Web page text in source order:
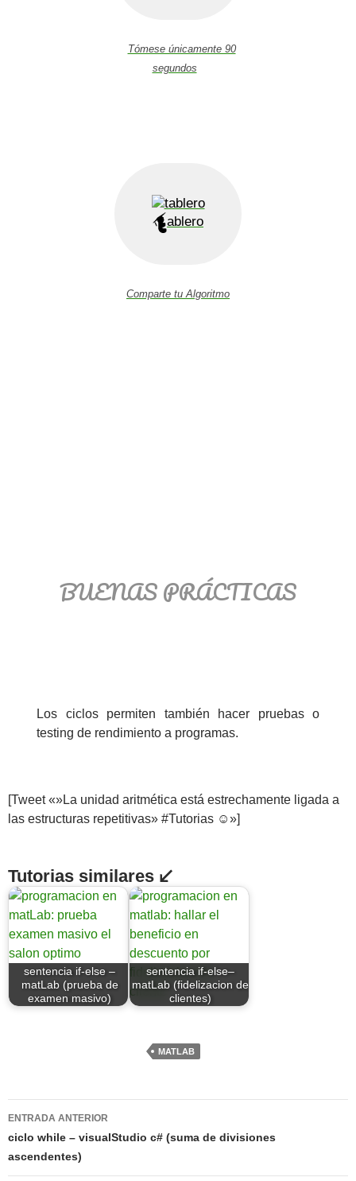
Tómese únicamente 90
segundos
ablero
Comparte tu Algoritmo
BUENAS PRÁCTICAS
Los ciclos permiten también hacer pruebas o
testing de rendimiento a programas.
[Tweet «»La unidad aritmética está estrechamente ligada a
las estructuras repetitivas» #Tutorias ☺»]
Tutorias similares ↙
sentencia if-else –
matLab (prueba de
examen masivo)
sentencia if-else–
matLab (fidelizacion de
clientes)
MATLAB
Navegación
de
entradas
ENTRADA ANTERIOR
ciclo while – visualStudio c# (suma de divisiones
ascendentes)